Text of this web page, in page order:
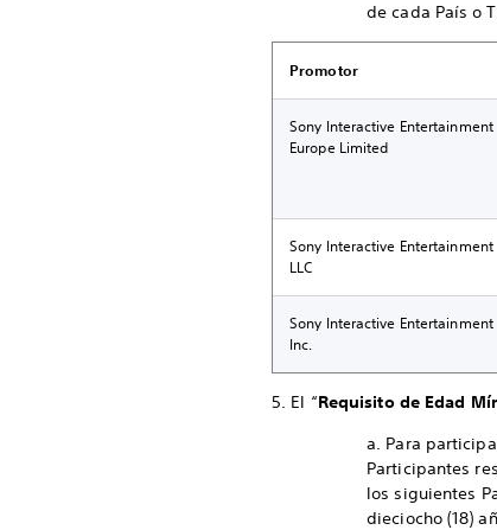
de cada País o
Promotor
Sony Interactive Entertainment
Europe Limited
Sony Interactive Entertainment
LLC
Sony Interactive Entertainment
Inc.
5. El “Requisito de Edad
a. Para
Participantes
los siguientes
dieciocho (18)